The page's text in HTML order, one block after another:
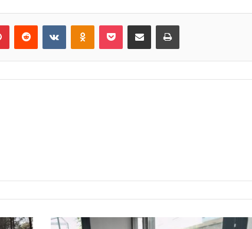
PinterestReddit VKontakteOdnoklassniki
Pocket E-Posta ile paylaş Yazdır